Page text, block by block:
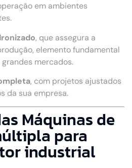
em ambientes
, que assegura a
elemento fundamental
mercados.
, com projetos ajustados
da sua empresa.
Máquinas de
para
industrial